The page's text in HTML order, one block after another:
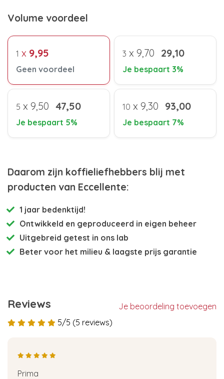
Volume voordeel
1 x 9,95
Geen voordeel
3 x 9,70 29,10
Je bespaart 3%
5 x 9,50 47,50
Je bespaart 5%
10 x 9,30 93,00
Je bespaart 7%
Daarom zijn koffieliefhebbers blij met
producten van Eccellente:
1 jaar bedenktijd!
Ontwikkeld en geproduceerd in eigen beheer
Uitgebreid getest in ons lab
Beter voor het milieu & laagste prijs garantie
Reviews
Je beoordeling toevoegen
5/5 (5 reviews)
Prima